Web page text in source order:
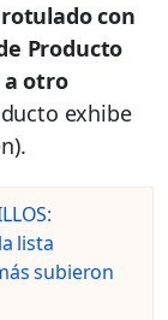
con
Producto
a otro
exhibe
lista
subieron